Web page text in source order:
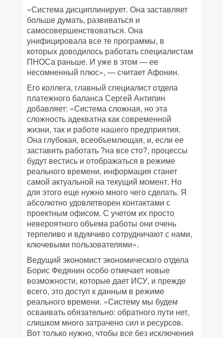
«Система дисциплинирует. Она заставляет
больше думать, развиваться и
самосовершенствоваться. Она
унифицировала все те программы, в
которых доводилось работать специалистам
ПНОСа раньше. И уже в этом — ее
несомненный плюс», — считает Афонин.
Его коллега, главный специалист отдела
платежного баланса Сергей Антипин
добавляет: «Система сложная, но эта
сложность адекватна как современной
жизни, так и работе нашего предприятия.
Она глубокая, всеобъемлющая, и, если ее
заставить работать ?на все сто?, процессы
будут вестись и отображаться в режиме
реального времени, информация станет
самой актуальной на текущий момент. Но
для этого еще нужно много чего сделать. Я
абсолютно удовлетворен контактами с
проектным офисом. С учетом их просто
невероятного объема работы они очень
терпеливо и вдумчиво сотрудничают с нами,
ключевыми пользователями».
Ведущий экономист экономического отдела
Борис Федянин особо отмечает новые
возможности, которые дает ИСУ, и прежде
всего, это доступ к данным в режиме
реального времени. «Систему мы будем
осваивать обязательно: обратного пути нет,
слишком много затрачено сил и ресурсов.
Вот только нужно, чтобы все без исключения